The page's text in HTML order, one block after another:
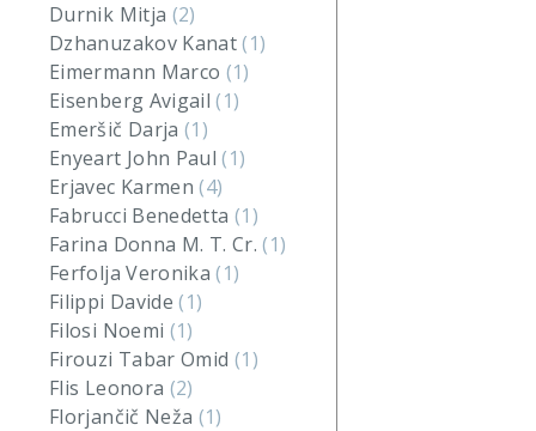
Durnik Mitja (2)
Dzhanuzakov Kanat(1)
Eimermann Marco (1)
Eisenberg Avigail(1)
Emeršič Darja(1)
Enyeart John Paul(1)
Erjavec Karmen(4)
Fabrucci Benedetta (1)
Farina Donna M. T. Cr.(1)
Ferfolja Veronika(1)
Filippi Davide(1)
Filosi Noemi (1)
Firouzi Tabar Omid (1)
Flis Leonora (2)
Florjančič Neža (1)